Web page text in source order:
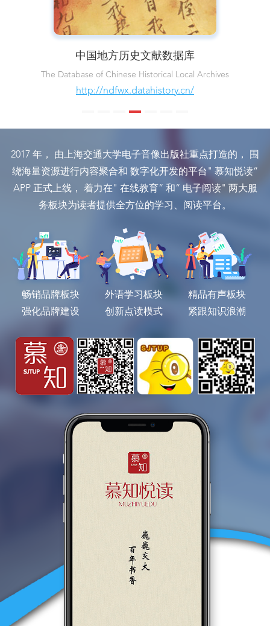
中国地方历史文献数据库
The Database of Chinese Historical Local Archives
http://ndfwx.datahistory.cn/
2017 年， 由上海交通大学电子音像出版社重点打造的， 围
绕海量资源进行内容聚合和 数字化开发的平台" 慕知悦读“
APP 正式上线， 着力在" 在线教育“ 和“ 电子阅读" 两大服
务板块为读者提供全方位的学习、阅读平台。
畅销品牌板块
强化品牌建设
外语学习板块
创新点读模式
精品有声板块
紧跟知识浪潮